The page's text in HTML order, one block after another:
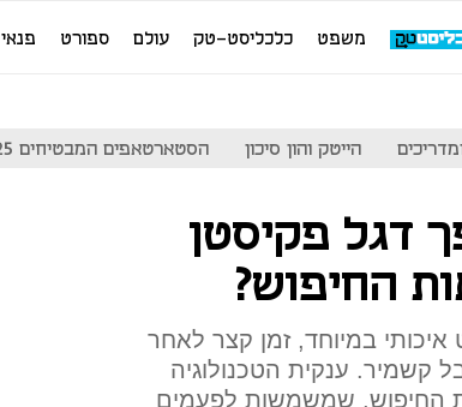
משפט כלכליסט-טק עולם ספורט פנאי
הייטק והון סיכון הסטארטאפים המבטיחים 25
דגל פקיסטן
החיפוש?
איכותי במיוחד, זמן קצר לאחר
קשמיר. ענקית הטכנולוגיה
החיפוש, שמשמשות לפעמים